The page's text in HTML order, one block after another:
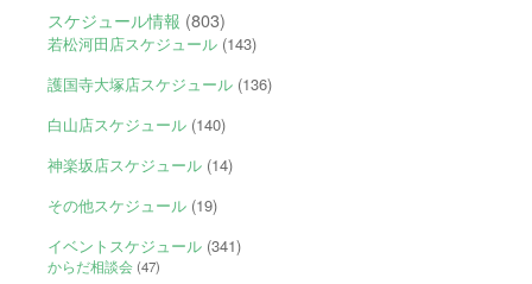
スケジュール情報 (803)
若松河田店スケジュール(143)
護国寺大塚店スケジュール(136)
白山店スケジュール(140)
神楽坂店スケジュール(14)
その他スケジュール(19)
イベントスケジュール(341)
からだ相談会(47)